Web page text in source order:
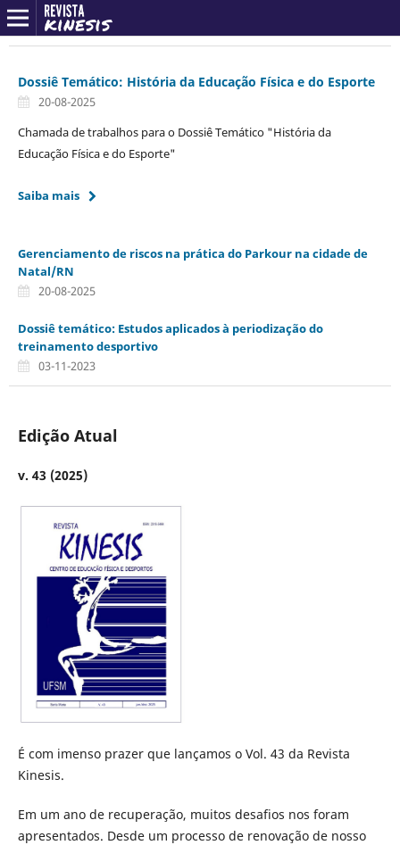
Dossiê Temático: História da Educação Física e do Esporte
20-08-2025
Chamada de trabalhos para o Dossiê Temático "História da
Educação Física e do Esporte"
Saiba mais
Gerenciamento de riscos na prática do Parkour na cidade de
Natal/RN
20-08-2025
Dossiê temático: Estudos aplicados à periodização do
treinamento desportivo
03-11-2023
Edição Atual
v. 43 (2025)
É com imenso prazer que lançamos o Vol. 43 da Revista
Kinesis.
Em um ano de recuperação, muitos desafios nos foram
apresentados. Desde um processo de renovação de nosso